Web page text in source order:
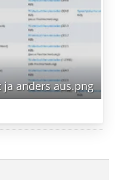
anders aus.png